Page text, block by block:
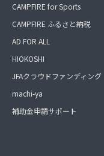
CAMPFIRE for Sports
CAMPFIRE ふるさと納税
AD FOR ALL
HIOKOSHI
JFAクラウドファンディング
machi-ya
補助金申請サポート